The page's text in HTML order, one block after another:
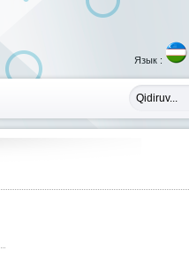
Язык :